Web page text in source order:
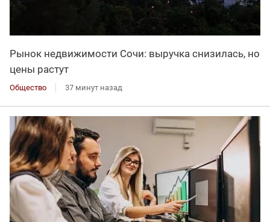
Рынок недвижимости Сочи: выручка снизилась, но
цены растут
Общество 37 минут назад